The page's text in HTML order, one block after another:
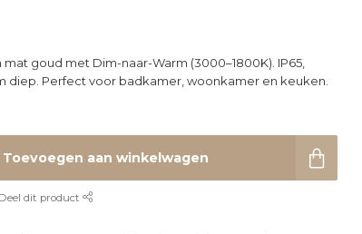
goud met Dim-naar-Warm (3000–1800K). IP65,
diep. Perfect voor badkamer, woonkamer en keuken.
Toevoegen aan winkelwagen
Deel dit product